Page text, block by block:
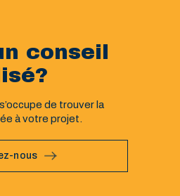
conseil
de trouver la
à votre projet.
nous